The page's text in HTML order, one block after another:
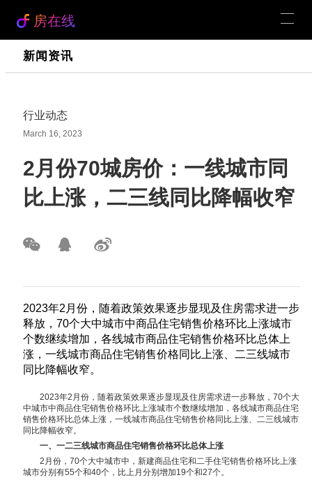
房在线
新闻资讯
行业动态
March 16, 2023
2月份70城房价：一线城市同
比上涨，二三线同比降幅收窄
2023年2月份，随着政策效果逐步显现及住房需求进一步
释放，70个大中城市中商品住宅销售价格环比上涨城市
个数继续增加，各线城市商品住宅销售价格环比总体上
涨，一线城市商品住宅销售价格同比上涨、二三线城市
同比降幅收窄。
2023年2月份，随着政策效果逐步显现及住房需求进一步释放，70个大
中城市中商品住宅销售价格环比上涨城市个数继续增加，各线城市商品住宅
销售价格环比总体上涨，一线城市商品住宅销售价格同比上涨、二三线城市
同比降幅收窄。
一、一二三线城市商品住宅销售价格环比总体上涨
2月份，70个大中城市中，新建商品住宅和二手住宅销售价格环比上涨
城市分别有55个和40个，比上月分别增加19个和27个。